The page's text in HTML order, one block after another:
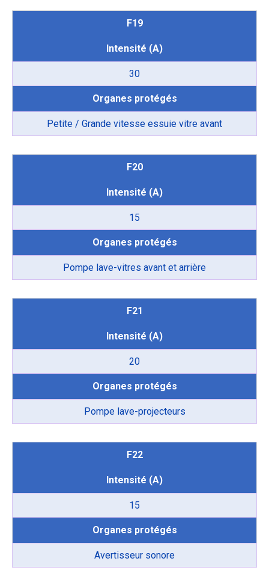
F19
Intensité (A)
30
Organes protégés
Petite / Grande vitesse essuie vitre avant
F20
Intensité (A)
15
Organes protégés
Pompe lave-vitres avant et arrière
F21
Intensité (A)
20
Organes protégés
Pompe lave-projecteurs
F22
Intensité (A)
15
Organes protégés
Avertisseur sonore